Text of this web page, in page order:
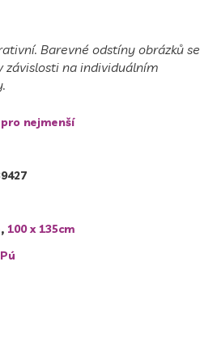
Barevné odstíny obrázků se
na individuálním
nejmenší
, 100 x 135cm